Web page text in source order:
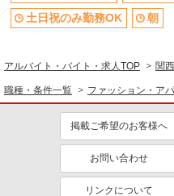
土日祝のみ勤務OK
朝
アルバイト・バイト・求人TOP 関西
職種・条件一覧 ファッション・ア
掲載ご希望のお客様へ
お問い合わせ
リンクについて